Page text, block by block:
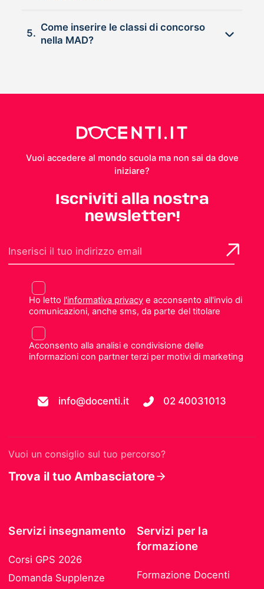
5.
Come inserire le classi di concorso
nella MAD?
Vuoi accedere al mondo scuola ma non sai da dove
iniziare?
Iscriviti alla nostra
newsletter!
Ho letto l'informativa privacye acconsento all'invio di
comunicazioni, anche sms, da parte del titolare
Acconsento alla analisi e condivisione delle
informazioni con partner terzi per motivi di marketing
info@docenti.it 02 40031013
Vuoi un consiglio sul tuo percorso?
Trova il tuo Ambasciatore
Servizi insegnamento
Corsi GPS 2026
Domanda Supplenze
Servizi per la
formazione
Formazione Docenti